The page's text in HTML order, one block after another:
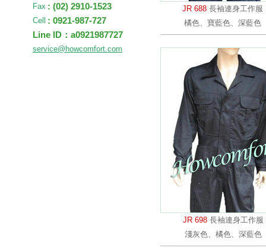
Fax : (02) 2910-1523
Cell
: 0921-987-727
Line ID：a0921987727
service@howcomfort.com
JR 688 長袖連身工作服
橘色、寶藍色、深藍色
JR 698 長袖連身工作服
淺灰色、橘色、深藍色